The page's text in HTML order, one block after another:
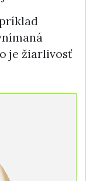
je žiarlivosť